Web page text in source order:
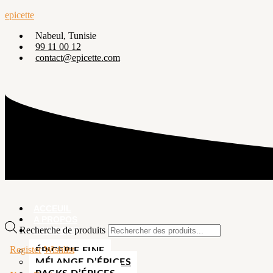
epicette
Nabeul, Tunisie
99 11 00 12
contact@epicette.com
BOUTIQUE
ÉPICERIE FINE
MÉLANGE D’ÉPICES
Recherche de produits
Register Wishlist